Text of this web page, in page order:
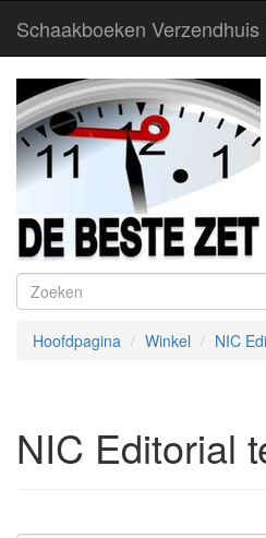
Schaakboeken
Hoofdpagina Winkel NIC
NIC Editorial